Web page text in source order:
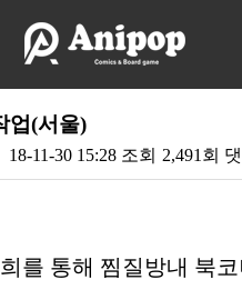
업(서울)
18-11-30 15:28 조회 2,491회
를 통해 찜질방내 북